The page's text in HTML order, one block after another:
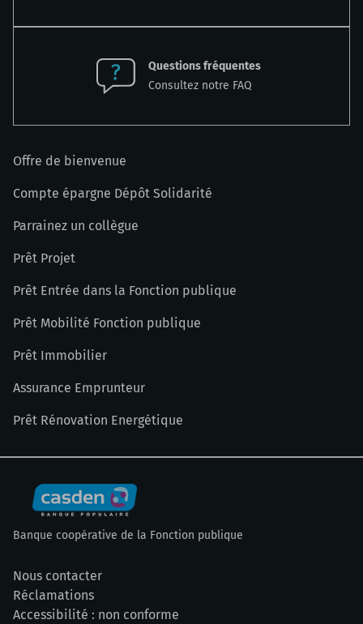
Questions fréquentes
Consultez notre FAQ
Offre de bienvenue
Compte épargne Dépôt Solidarité
Parrainez un collègue
Prêt Projet
Prêt Entrée dans la Fonction publique
Prêt Mobilité Fonction publique
Prêt Immobilier
Assurance Emprunteur
Prêt Rénovation Energétique
Banque coopérative de la Fonction publique
Nous contacter
Réclamations
Accessibilité : non conforme